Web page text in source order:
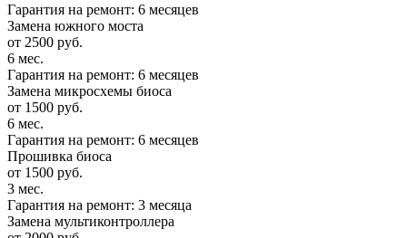
Гарантия на ремонт: 6 месяцев
Замена южного моста
от 2500 руб.
6 мес.
Гарантия на ремонт: 6 месяцев
Замена микросхемы биоса
от 1500 руб.
6 мес.
Гарантия на ремонт: 6 месяцев
Прошивка биоса
от 1500 руб.
3 мес.
Гарантия на ремонт: 3 месяца
Замена мультиконтроллера